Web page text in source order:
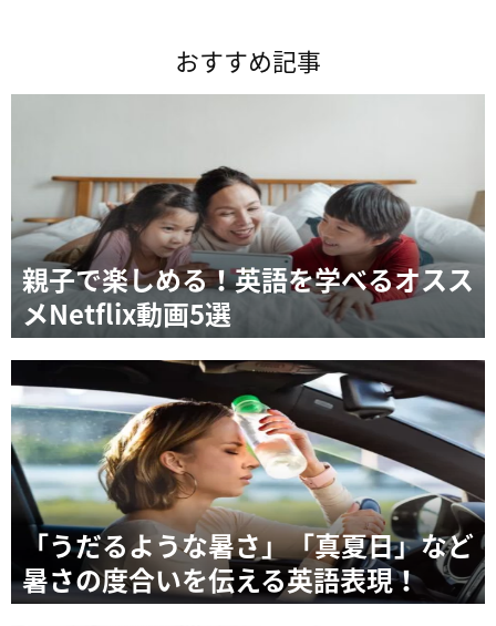
おすすめ記事
親子で楽しめる！英語を学べるオスス
メNetflix動画5選
「うだるような暑さ」「真夏日」など
暑さの度合いを伝える英語表現！